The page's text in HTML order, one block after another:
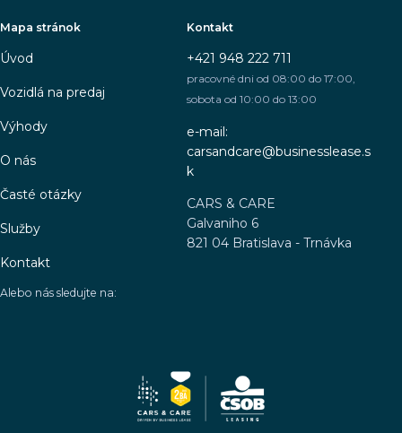
Mapa stránok
Úvod
Vozidlá na predaj
Výhody
O nás
Časté otázky
Služby
Kontakt
Kontakt
+421 948 222 711
pracovné dni od 08:00 do 17:00,
sobota od 10:00 do 13:00
e-mail:
carsandcare@businesslease.s
k
CARS & CARE
Galvaniho 6
821 04 Bratislava - Trnávka
Alebo nás sledujte na: